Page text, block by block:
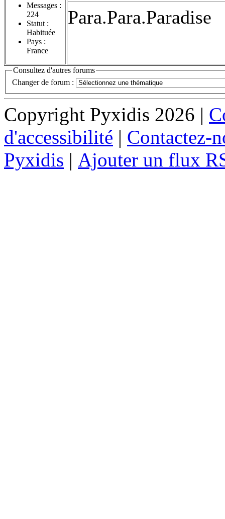
Messages :
224
Statut :
Habituée
Pays :
France
Para.Para.Paradise
Consultez d'autres forums
Changer de forum :
Copyright Pyxidis 2026 |
d'accessibilité | Contactez-
Pyxidis | Ajouter un flux